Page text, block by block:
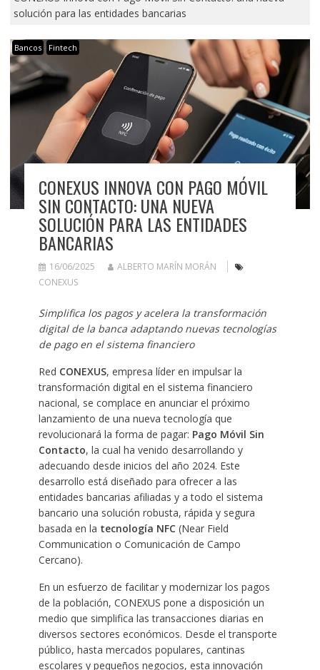
solución para las entidades bancarias
Bancos Fintech
CONEXUS INNOVA CON PAGO MÓVIL
SIN CONTACTO: UNA NUEVA
SOLUCIÓN PARA LAS ENTIDADES
BANCARIAS
16/06/2025
ALBERTO MARÍN MORÁN
CONEXUS
Simplifica los pagos y acelera la transformación
digital de la banca adaptando nuevas tecnologías
de pago en el sistema financiero
Red CONEXUS, empresa líder en impulsar la
transformación digital en el sistema financiero
nacional, se complace en anunciar el próximo
lanzamiento de una nueva tecnología que
revolucionará la forma de pagar: Pago Móvil Sin
Contacto, la cual ha venido desarrollando y
adecuando desde inicios del año 2024. Este
desarrollo está diseñado para ofrecer a las
entidades bancarias afiliadas y a todo el sistema
bancario una solución robusta, rápida y segura
basada en la tecnología NFC(Near Field
Communication o Comunicación de Campo
Cercano).
En un esfuerzo de facilitar y modernizar los pagos
de la población, CONEXUS pone a disposición un
medio que simplifica las transacciones diarias en
diversos sectores económicos. Desde el transporte
público, hasta mercados populares, cantinas
escolares y pequeños negocios, esta innovación